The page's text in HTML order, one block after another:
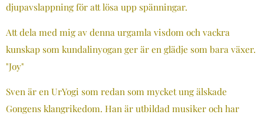
djupavslappning för att lösa upp spänningar.
Att dela med mig av denna urgamla visdom och vackra
kunskap som kundalinyogan ger är en glädje som bara växer.
"Joy"
Sven är en UrYogi som redan som mycket ung älskade
Gongens klangrikedom. Han är utbildad musiker och har